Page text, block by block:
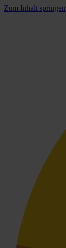
Zum Inhalt springen